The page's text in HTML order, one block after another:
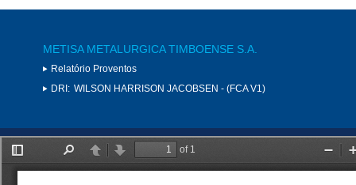
METISA METALURGICA TIMBOENSE S.A.
Relatório Proventos
DRI: WILSON HARRISON JACOBSEN - (FCA V1)